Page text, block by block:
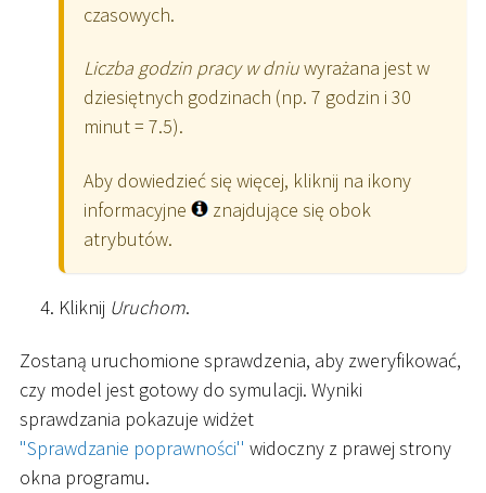
czasowych.
Liczba godzin pracy w dniuwyrażana jest w
dziesiętnych godzinach (np. 7 godzin i 30
minut = 7.5).
Aby dowiedzieć się więcej, kliknij na ikony
informacyjne
znajdujące się obok
atrybutów.
Kliknij Uruchom.
Zostaną uruchomione sprawdzenia, aby zweryfikować,
czy model jest gotowy do symulacji. Wyniki
sprawdzania pokazuje widżet
"Sprawdzanie poprawności'' widoczny z prawej strony
okna programu.